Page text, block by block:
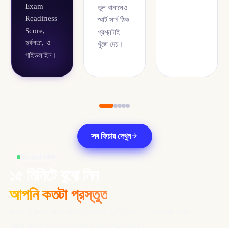
Exam
Readiness
Score,
দুর্বলতা, ও
গাইডলাইন।
ভুল বানানেও
স্মার্ট সার্চ ঠিক
প্রশ্নটাই
খুঁজে দেয়।
সব ফিচার দেখুন
আপনি কতটা প্রস্তুত